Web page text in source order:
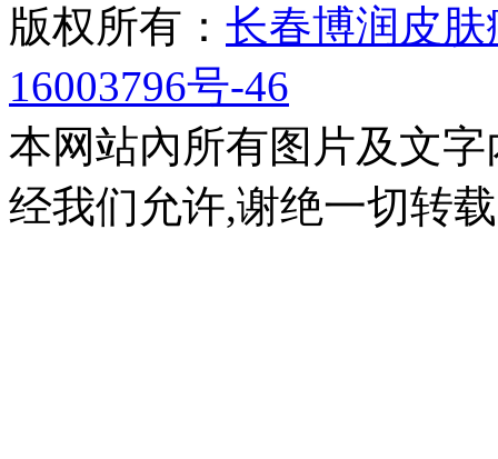
版权所有： 长春博润皮肤
16003796号-46
本网站內所有图片及文
经我们允许,谢绝一切转载